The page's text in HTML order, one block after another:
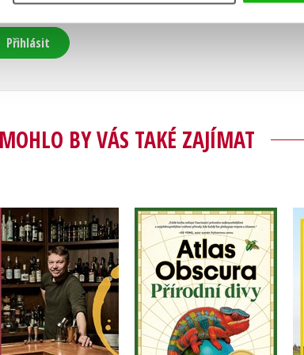
recenzi mohou vkládat pouze registrovaní
Přihlásit
MOHLO BY VÁS TAKÉ ZAJÍMAT
Český barman v
Singapuru
Pavel Bušta
,
Vojtěch Bažant
Atlas Obscura –
Přírodní divy
Joshua Foer